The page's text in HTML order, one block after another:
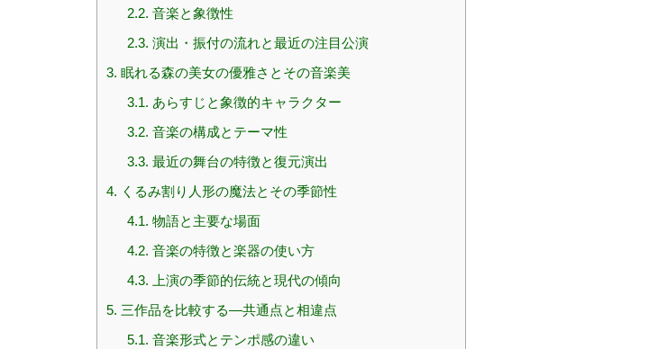
2.2. 音楽と象徴性
2.3. 演出・振付の流れと最近の注目公演
3. 眠れる森の美女の優雅さとその音楽美
3.1. あらすじと象徴的キャラクター
3.2. 音楽の構成とテーマ性
3.3. 最近の舞台の特徴と復元演出
4. くるみ割り人形の魔法とその季節性
4.1. 物語と主要な場面
4.2. 音楽の特徴と楽器の使い方
4.3. 上演の季節的伝統と現代の傾向
5. 三作品を比較する—共通点と相違点
5.1. 音楽形式とテンポ感の違い